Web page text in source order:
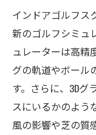
インドアゴルフス
新のゴルフシミュ
ュレーターは高精
グの軌道やボール
す。さらに、3Dグ
スにいるかのよう
風の影響や芝の質